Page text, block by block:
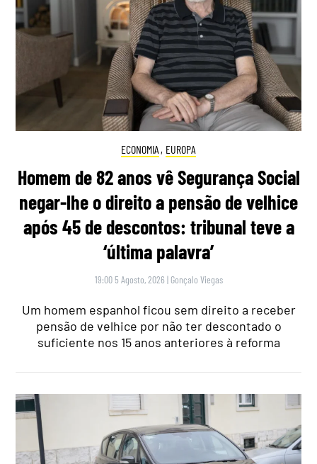
ECONOMIA , EUROPA
Homem de 82 anos vê Segurança Social
negar-lhe o direito a pensão de velhice
após 45 de descontos: tribunal teve a
‘última palavra’
19:00 5 Agosto, 2026 | Gonçalo Viegas
Um homem espanhol ficou sem direito a receber
pensão de velhice por não ter descontado o
suficiente nos 15 anos anteriores à reforma